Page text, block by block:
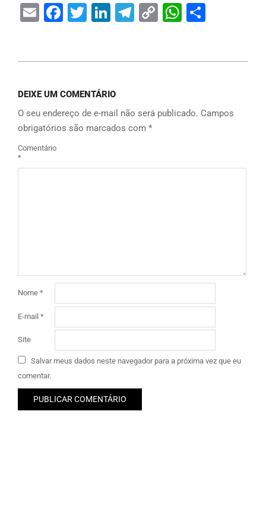
EmailFacebook
Twitter
LinkedIn
Telegram
Copy
DEIXE UM COMENTÁRIO
O seu endereço de e-mail não será publicado. Campos
obrigatórios são marcados com *
Comentário
*
Nome *
E-mail *
Site
Salvar meus dados neste navegador para a próxima vez que eu
comentar.